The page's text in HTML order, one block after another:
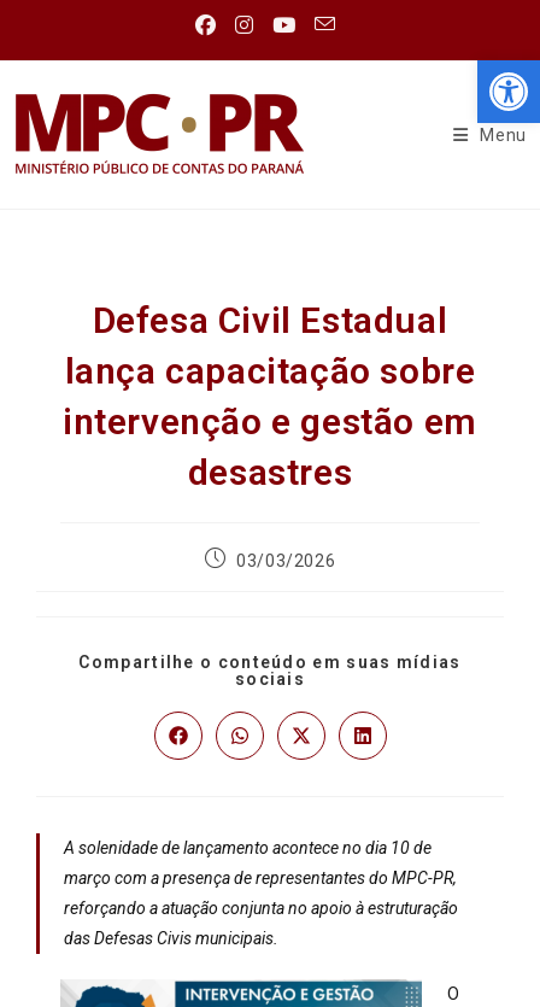
Menu
Defesa Civil Estadual
lança capacitação sobre
intervenção e gestão em
desastres
03/03/2026
Compartilhe o conteúdo em suas mídias
sociais
A solenidade de lançamento acontece no dia 10 de
março com a presença de representantes do MPC-PR,
reforçando a atuação conjunta no apoio à estruturação
das Defesas Civis municipais.
O